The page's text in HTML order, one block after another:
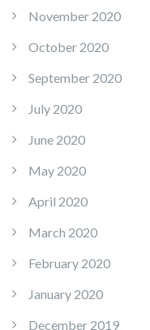
November 2020
October 2020
September 2020
July 2020
June 2020
May 2020
April 2020
March 2020
February 2020
January 2020
December 2019